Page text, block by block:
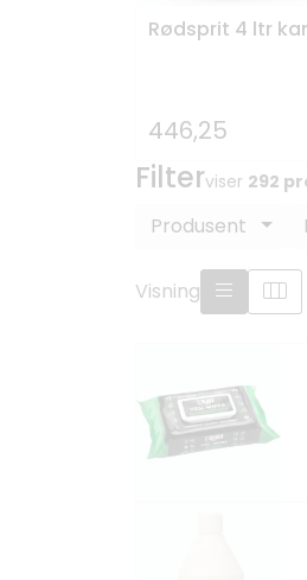
Rødsprit 4 ltr
446,25
Filterviser 292
Produsent
Visning